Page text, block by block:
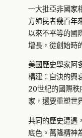
一大批亞非國家
方殖民者幾百年
以來不平等的國
增長，從創始時
美國歷史學家阿
構建：自決的興
20世紀的國際秩
家，還要重塑世
共同的歷史遭遇
底色。萬隆精神